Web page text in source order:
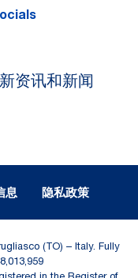
资讯和新闻
息 隐私政策
(TO) – Italy. Fully
in the Register of